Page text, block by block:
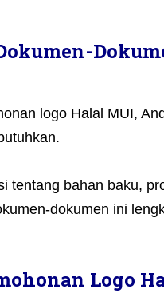
logo Halal MUI,
tentang bahan baku,
dokumen ini
Logo